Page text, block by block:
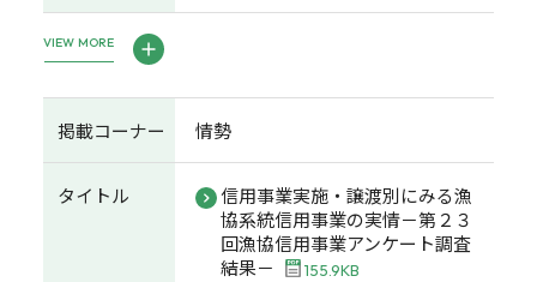
VIEW MORE
掲載コーナー 情勢
タイトル
信用事業実施・譲渡別にみる漁
協系統信用事業の実情－第２３
回漁協信用事業アンケート調査
結果－
155.9KB